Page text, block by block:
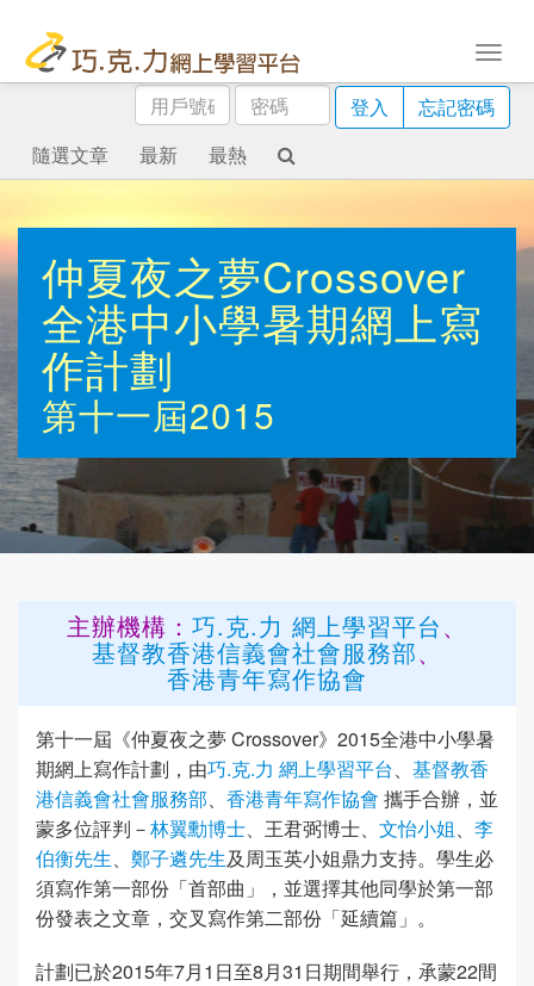
用
戶
號
碼
密
碼
登入
忘記密碼
隨選文章
最新 最熱
仲夏夜之夢Crossover
全港中小學暑期網上寫
作計劃
第十一屆2015
主辦機構： 巧.克.力 網上學習平台、
基督教香港信義會社會服務部、
香港青年寫作協會
第十一屆《仲夏夜之夢 Crossover》2015全港中小學暑
期網上寫作計劃，由巧.克.力 網上學習平台、 基督教香
港信義會社會服務部、 香港青年寫作協會 攜手合辦，並
蒙多位評判－林翼勳博士、王君弼博士、 文怡小姐、 李
伯衡先生、 鄭子遴先生及周玉英小姐鼎力支持。學生必
須寫作第一部份「首部曲」，並選擇其他同學於第一部
份發表之文章，交叉寫作第二部份「延續篇」。
計劃已於2015年7月1日至8月31日期間舉行，承蒙22間